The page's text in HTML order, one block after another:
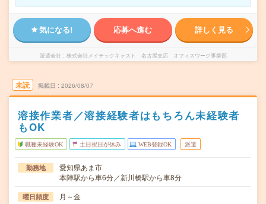
気になる! 応募へ進む 詳しく見る
派遣会社 株式会社メイテックキャスト 名古屋支店 オフィスワーク事業部
未読 掲載日 2026/08/07
溶接作業者／溶接経験者はもちろん未経験者
もOK
職種未経験OK 土日祝日が休み WEB登録OK 派遣
勤務地
愛知県あま市
本陣駅から車6分／新川橋駅から車8分
曜日頻度 月～金